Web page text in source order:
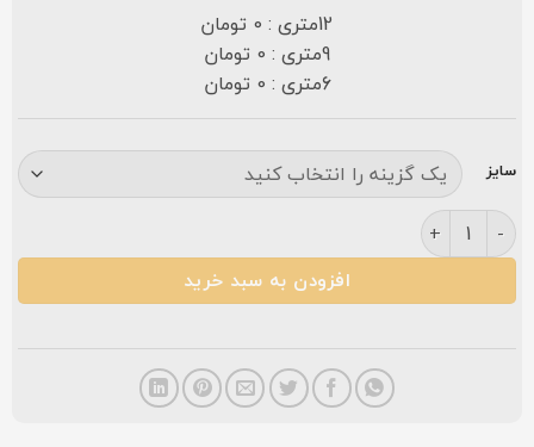
12متری : 0 تومان
9متری : 0 تومان
6متری : 0 تومان
سایز
فرش نگین مشهد ۷۰۰ شانه کد ۲۵۹۰ کرمی عدد
افزودن به سبد خرید